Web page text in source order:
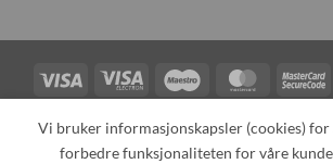
Visa
Visa
Electron
Maestro
2
Card
TILBAKEKALLINGER KONTAKT OSS
Vi bruker informasjonskapsler (cookies) for
forbedre funksjonaliteten for våre